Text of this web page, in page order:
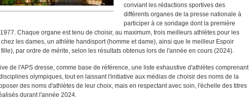
conviant les rédactions sportives des
différents organes de la presse nationale à
participer à ce sondage dont la première
Chaque organe est tenu de choisir, au maximum, trois meilleurs athlètes pour les
chez les dames, un athlète handisport (homme et dame), ainsi que le meilleur Espoir
par ordre de mérite, selon les résultats obtenus lors de l'année en cours (2024).
de l'APS dresse, comme base de référence, une liste exhaustive d'athlètes comprenant
olympiques, tout en laissant l'initiative aux médias de choisir des noms de la
des noms d'athlètes de leur choix, mais en respectant avec soin, l'échelle des titres
durant l'année 2024.